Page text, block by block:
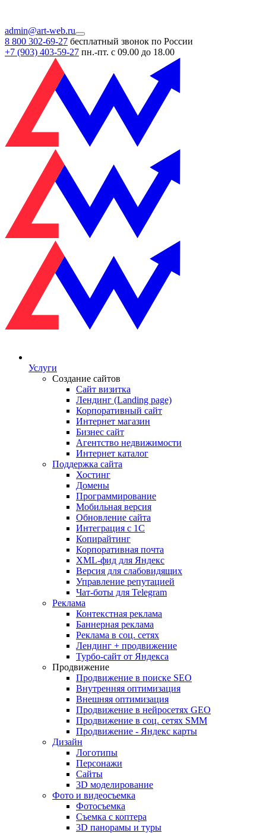
admin@art-web.ru
8 800 302-69-27 бесплатный звонок по России
+7 (903) 403-59-27 пн.-пт. с 09.00 до 18.00
Услуги
Создание сайтов
Сайт визитка
Лендинг (Landing page)
Корпоративный сайт
Интернет магазин
Бизнес сайт
Агентство недвижимости
Интернет каталог
Поддержка сайта
Хостинг
Домены
Программирование
Мобильная версия
Обновление сайта
Интеграция с 1С
Копирайтинг
Корпоративная почта
XML-фид для Яндекс
Версия для слабовидящих
Управление репутацией
Чат-боты для Telegram
Реклама
Контекстная реклама
Баннерная реклама
Реклама в соц. сетях
Лендинг + продвижение
Турбо-сайт от Яндекса
Продвижение
Продвижение в поиске SEO
Внутренняя оптимизация
Внешняя оптимизация
Продвижение в нейросетях GEO
Продвижение в соц. сетях SMM
Продвижение - Яндекс карты
Дизайн
Логотипы
Персонажи
Сайты
3D моделирование
Фото и видеосъемка
Фотосъемка
Съемка с коптера
3D панорамы и туры